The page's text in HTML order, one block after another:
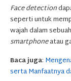
Face detection
seperti untuk
wajah dalam
smartphoneatau
Baca juga:
serta Manfaatnya